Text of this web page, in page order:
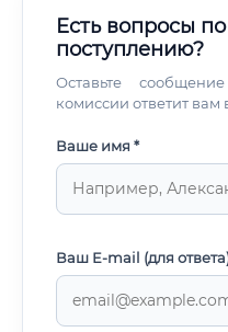
Есть вопросы
поступлению?
Оставьте
комиссии ответит
Ваше имя *
Ваш E-mail (для